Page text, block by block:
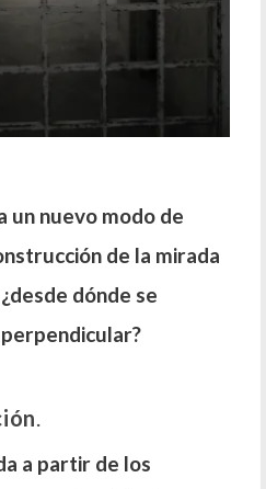
un nuevo modo de
de la mirada
dónde se
.
a partir de los